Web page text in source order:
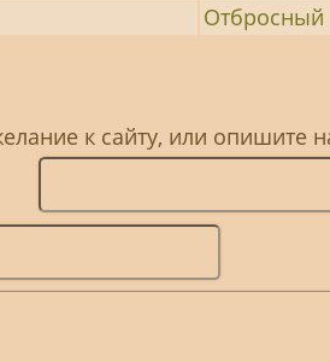
Отбросный
к сайту, или опишите